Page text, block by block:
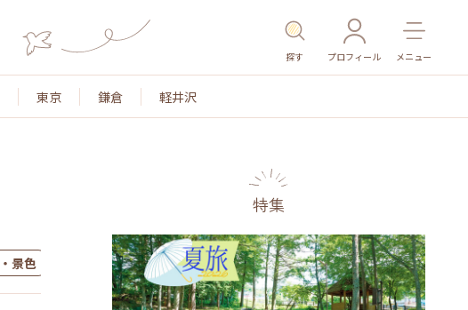
探す プロフィール メニュー
東京 鎌倉 軽井沢
景色 名所・旧跡 温泉・スパ その他施設 ごはん
特集